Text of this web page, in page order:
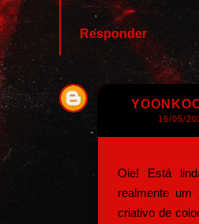
Responder
16/05/
Oie! Está
realmente um
criativo de